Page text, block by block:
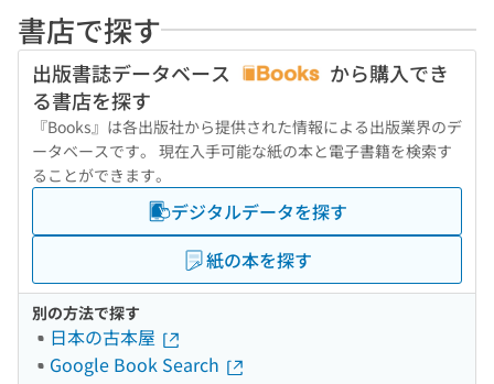
書店で探す
出版書誌データベース
から購入でき
る書店を探す
『Books』は各出版社から提供された情報による出版業界のデ
ータベースです。 現在入手可能な紙の本と電子書籍を検索す
ることができます。
デジタルデータを探す
紙の本を探す
別の方法で探す
日本の古本屋
Google Book Search